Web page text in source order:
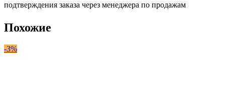
подтверждения заказа через менеджера по продажам
Похожие
-3%